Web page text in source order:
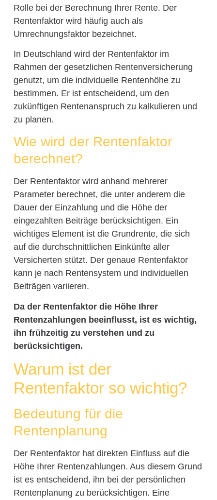
Rolle bei der Berechnung Ihrer Rente. Der
Rentenfaktor wird häufig auch als
Umrechnungsfaktor bezeichnet.
In Deutschland wird der Rentenfaktor im
Rahmen der gesetzlichen Rentenversicherung
genutzt, um die individuelle Rentenhöhe zu
bestimmen. Er ist entscheidend, um den
zukünftigen Rentenanspruch zu kalkulieren und
zu planen.
Wie wird der Rentenfaktor
berechnet?
Der Rentenfaktor wird anhand mehrerer
Parameter berechnet, die unter anderem die
Dauer der Einzahlung und die Höhe der
eingezahlten Beiträge berücksichtigen. Ein
wichtiges Element ist die Grundrente, die sich
auf die durchschnittlichen Einkünfte aller
Versicherten stützt. Der genaue Rentenfaktor
kann je nach Rentensystem und individuellen
Beiträgen variieren.
Da der Rentenfaktor die Höhe Ihrer
Rentenzahlungen beeinflusst, ist es wichtig,
ihn frühzeitig zu verstehen und zu
berücksichtigen.
Warum ist der
Rentenfaktor so wichtig?
Bedeutung für die
Rentenplanung
Der Rentenfaktor hat direkten Einfluss auf die
Höhe Ihrer Rentenzahlungen. Aus diesem Grund
ist es entscheidend, ihn bei der persönlichen
Rentenplanung zu berücksichtigen. Eine